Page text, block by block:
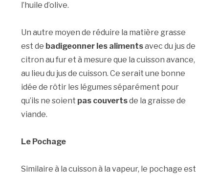
l’huile d’olive.
Un autre moyen de réduire la matière grasse
est de badigeonner les alimentsavec du jus de
citron au fur et à mesure que la cuisson avance,
au lieu du jus de cuisson. Ce serait une bonne
idée de rôtir les légumes séparément pour
qu’ils ne soient pas couvertsde la graisse de
viande.
Le Pochage
Similaire à la cuisson à la vapeur, le pochage est